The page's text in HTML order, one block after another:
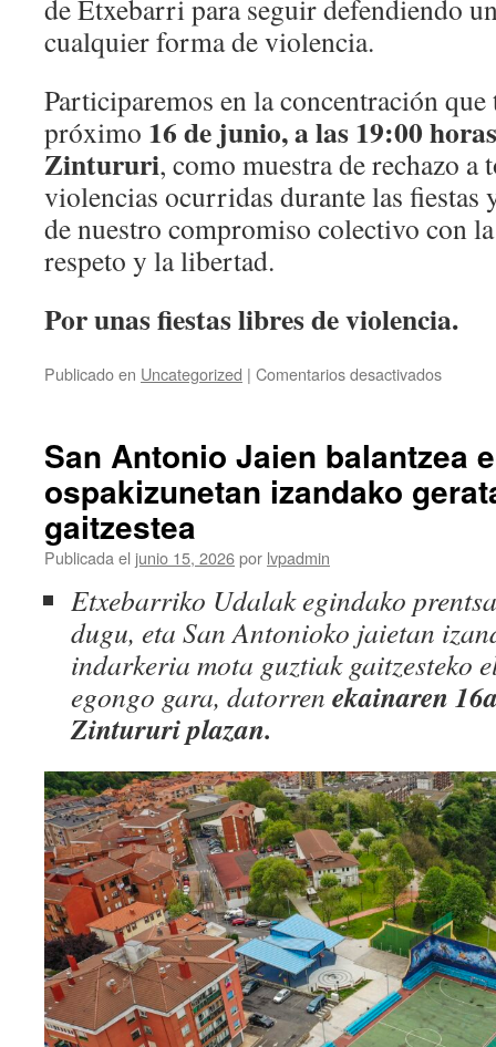
de Etxebarri para seguir defendiendo
cualquier forma de violencia.
Participaremos en la concentración
próximo 16 de junio, a las 19:00
Zintururi, como muestra de rechazo a
violencias ocurridas durante las fiestas
de nuestro compromiso colectivo con
respeto y la libertad.
Por unas fiestas libres de violencia.
Publicado en Uncategorized | Comentarios desactivadosen
fiestas
de
San
los
durante
las
San Antonio Jaien balantzea
ospakizunetan izandako
gaitzestea
Publicada el junio 15, 2026por lvpadmin
Etxebarriko Udalak egindako
dugu, eta San Antonioko jaietan
indarkeria mota guztiak gaitzesteko
egongo gara, datorren ekainaren
Zintururi plazan.